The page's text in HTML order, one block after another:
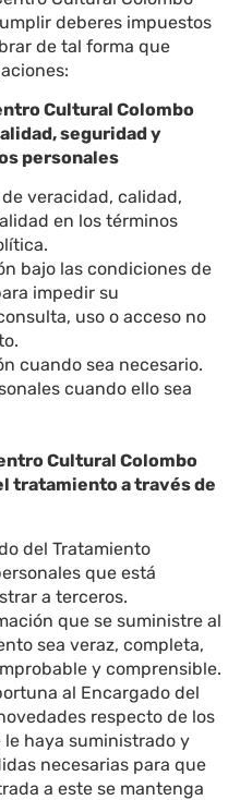
deberes impuestos
de tal forma que
Cultural Colombo
seguridad y
personales
veracidad, calidad,
en los términos
bajo las condiciones de
impedir su
uso o acceso no
cuando sea necesario.
cuando ello sea
Cultural Colombo
tratamiento a través de
del Tratamiento
que está
a terceros.
que se suministre al
sea veraz, completa,
y comprensible.
al Encargado del
respecto de los
haya suministrado y
necesarias para que
a este se mantenga